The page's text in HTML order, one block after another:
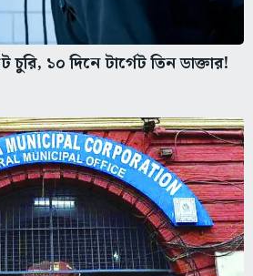
চুরি, ১০ দিনে টার্গেট তিন ডাক্তার!